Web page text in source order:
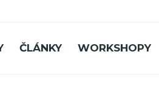
ČLÁNKY WORKSHOPY